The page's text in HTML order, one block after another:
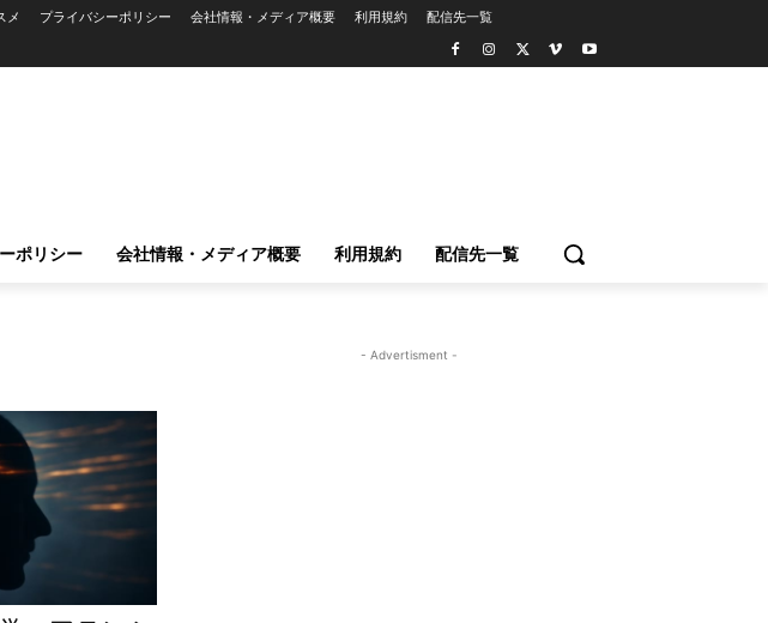
メ プライバシーポリシー 会社情報・メディア概要 利用規約 配信先一覧
ポリシー 会社情報・メディア概要 利用規約 配信先一覧
- Advertisment -